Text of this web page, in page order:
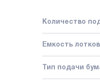
Количество
Емкость лотков
Тип подачи